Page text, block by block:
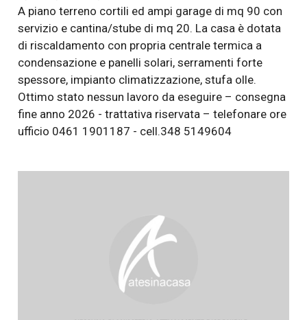
A piano terreno cortili ed ampi garage di mq 90 con
servizio e cantina/stube di mq 20. La casa è dotata
di riscaldamento con propria centrale termica a
condensazione e panelli solari, serramenti forte
spessore, impianto climatizzazione, stufa olle.
Ottimo stato nessun lavoro da eseguire – consegna
fine anno 2026 - trattativa riservata – telefonare ore
ufficio 0461 1901187 - cell.348 5149604